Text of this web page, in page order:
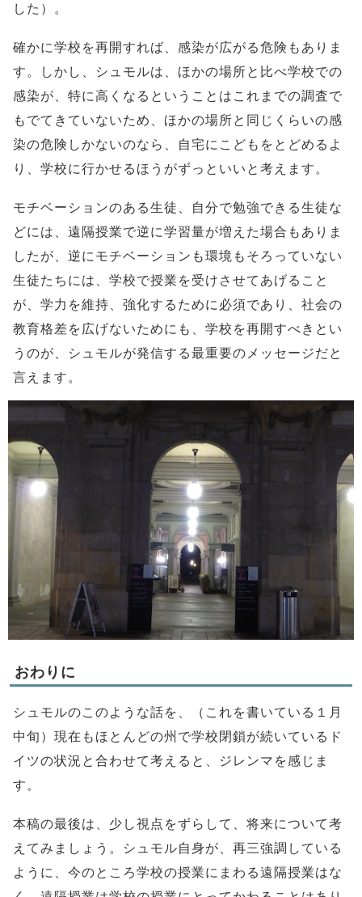
した）。
確かに学校を再開すれば、感染が広がる危険もありま
す。しかし、シュモルは、ほかの場所と比べ学校での
感染が、特に高くなるということはこれまでの調査で
もでてきていないため、ほかの場所と同じくらいの感
染の危険しかないのなら、自宅にこどもをとどめるよ
り、学校に行かせるほうがずっといいと考えます。
モチベーションのある生徒、自分で勉強できる生徒な
どには、遠隔授業で逆に学習量が増えた場合もありま
したが、逆にモチベーションも環境もそろっていない
生徒たちには、学校で授業を受けさせてあげること
が、学力を維持、強化するために必須であり、社会の
教育格差を広げないためにも、学校を再開すべきとい
うのが、シュモルが発信する最重要のメッセージだと
言えます。
おわりに
シュモルのこのような話を、（これを書いている１月
中旬）現在もほとんどの州で学校閉鎖が続いているド
イツの状況と合わせて考えると、ジレンマを感じま
す。
本稿の最後は、少し視点をずらして、将来について考
えてみましょう。シュモル自身が、再三強調している
ように、今のところ学校の授業にまわる遠隔授業はな